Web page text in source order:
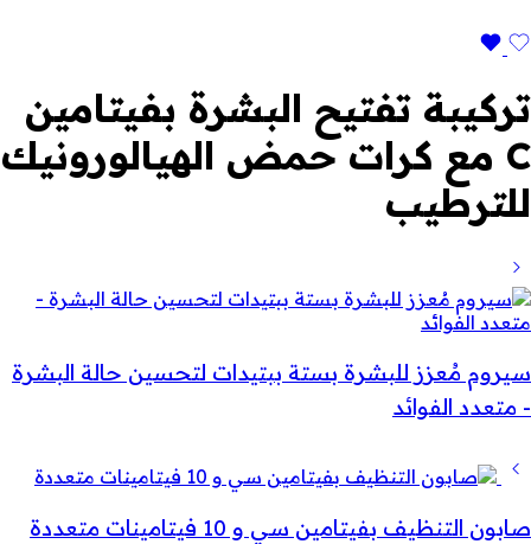
تركيبة تفتيح البشرة بفيتامين
C مع كرات حمض الهيالورونيك
للترطيب
سيروم مُعزز للبشرة بستة ببتيدات لتحسين حالة البشرة
- متعدد الفوائد
صابون التنظيف بفيتامين سي و 10 فيتامينات متعددة